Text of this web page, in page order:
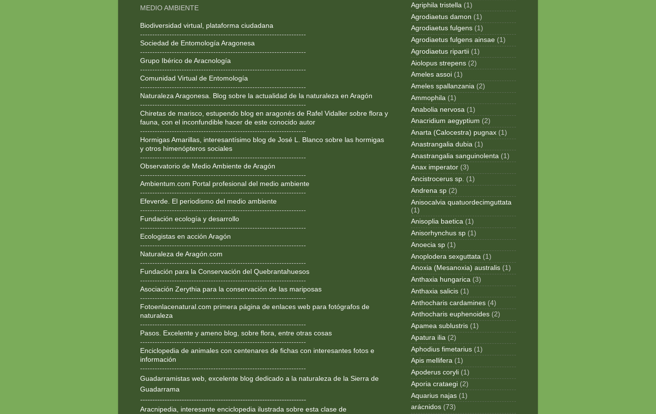
MEDIO AMBIENTE
Biodiversidad virtual, plataforma ciudadana
--------------------------------------------------------------------
Sociedad de Entomología Aragonesa
--------------------------------------------------------------------
Grupo Ibérico de Aracnología
--------------------------------------------------------------------
Comunidad Virtual de Entomología
--------------------------------------------------------------------
Naturaleza Aragonesa. Blog sobre la actualidad de la naturaleza en Aragón
--------------------------------------------------------------------
Chiretas de marisco, estupendo blog en aragonés de Rafel Vidaller sobre flora y
fauna, con el inconfundible hacer de este conocido autor
--------------------------------------------------------------------
Hormigas Amarillas, interesantísimo blog de José L. Blanco sobre las hormigas
y otros himenópteros sociales
--------------------------------------------------------------------
Observatorio de Medio Ambiente de Aragón
--------------------------------------------------------------------
Ambientum.com Portal profesional del medio ambiente
--------------------------------------------------------------------
Efeverde. El periodismo del medio ambiente
--------------------------------------------------------------------
Fundación ecología y desarrollo
--------------------------------------------------------------------
Ecologistas en acción Aragón
--------------------------------------------------------------------
Naturaleza de Aragón.com
--------------------------------------------------------------------
Fundación para la Conservación del Quebrantahuesos
--------------------------------------------------------------------
Asociación Zerythia para la conservación de las mariposas
--------------------------------------------------------------------
Fotoenlacenatural.com primera página de enlaces web para fotógrafos de
naturaleza
--------------------------------------------------------------------
Pasos. Excelente y ameno blog, sobre flora, entre otras cosas
--------------------------------------------------------------------
Enciclopedia de animales con centenares de fichas con interesantes fotos e
información
--------------------------------------------------------------------
Guadarramistas web, excelente blog dedicado a la naturaleza de la Sierra de
Guadarrama
--------------------------------------------------------------------
Aracnipedia, interesante enciclopedia ilustrada sobre esta clase de
Agriphila tristella (1)
Agrodiaetus damon (1)
Agrodiaetus fulgens (1)
Agrodiaetus fulgens ainsae (1)
Agrodiaetus ripartii (1)
Aiolopus strepens (2)
Ameles assoi (1)
Ameles spallanzania (2)
Ammophila (1)
Anabolia nervosa (1)
Anacridium aegyptium (2)
Anarta (Calocestra) pugnax (1)
Anastrangalia dubia (1)
Anastrangalia sanguinolenta (1)
Anax imperator (3)
Ancistrocerus sp. (1)
Andrena sp (2)
Anisocalvia quatuordecimguttata
(1)
Anisoplia baetica (1)
Anisorhynchus sp (1)
Anoecia sp (1)
Anoplodera sexguttata (1)
Anoxia (Mesanoxia) australis (1)
Anthaxia hungarica (3)
Anthaxia salicis (1)
Anthocharis cardamines (4)
Anthocharis euphenoides (2)
Apamea sublustris (1)
Apatura ilia (2)
Aphodius fimetarius (1)
Apis mellifera (1)
Apoderus coryli (1)
Aporia crataegi (2)
Aquarius najas (1)
arácnidos (73)